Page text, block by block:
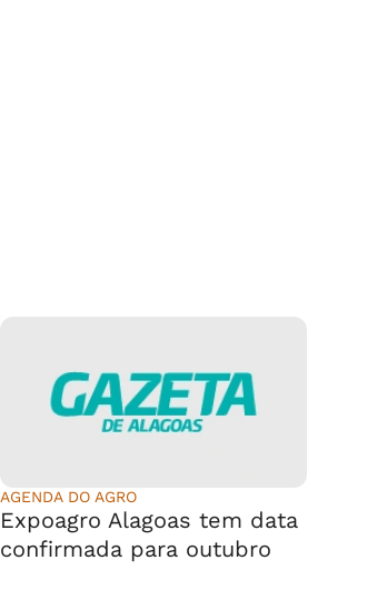
AGENDA DO AGRO
Expoagro Alagoas tem data
confirmada para outubro